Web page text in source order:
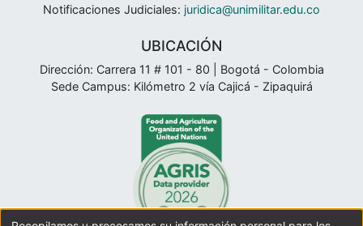
Notificaciones Judiciales: juridica@unimilitar.edu.co
UBICACIÓN
Dirección: Carrera 11 # 101 - 80 | Bogotá - Colombia
Sede Campus: Kilómetro 2 vía Cajicá - Zipaquirá